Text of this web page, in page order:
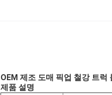
OEM 제조 도매 픽업 철강 트
제품 설명